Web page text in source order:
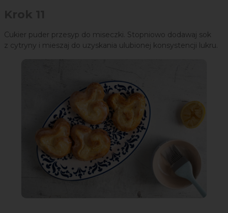
Cukier puder przesyp do miseczki. Stopniowo dodawaj sok
z cytryny i mieszaj do uzyskania ulubionej konsystencji lukru.